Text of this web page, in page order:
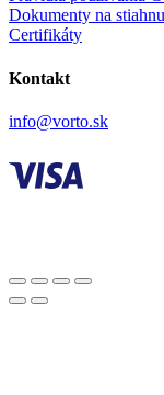
Dokumenty na
Certifikáty
Kontakt
info@vorto.sk